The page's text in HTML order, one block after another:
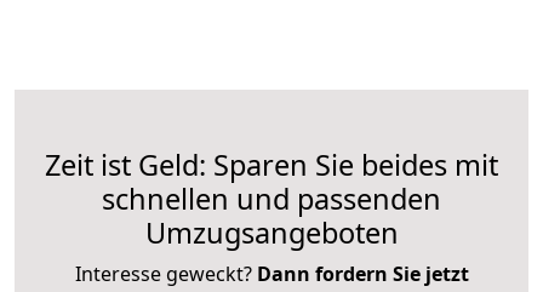
Zeit ist Geld: Sparen Sie beides mit
schnellen und passenden
Umzugsangeboten
Interesse geweckt? Dann fordern Sie jetzt